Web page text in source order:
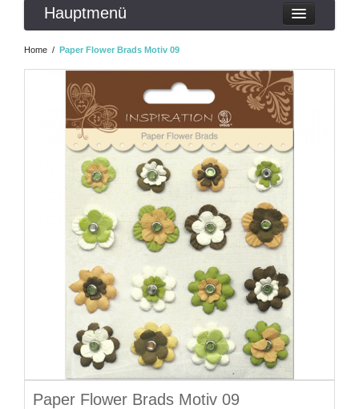
Hauptmenü
Home / Paper Flower Brads Motiv 09
Paper Flower Brads Motiv 09